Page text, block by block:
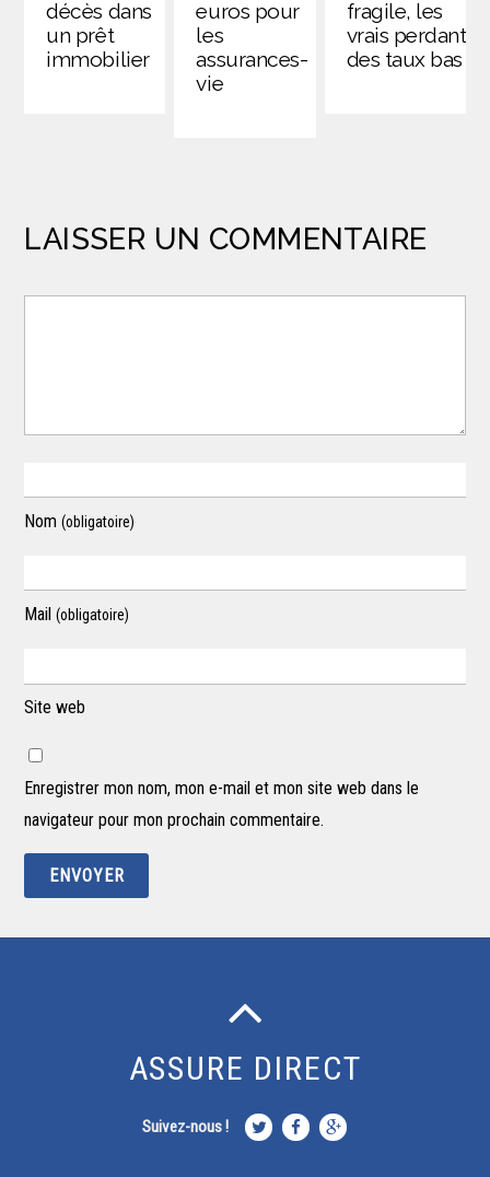
décès dans
un prêt
immobilier
euros pour
les
assurances-
vie
fragile, les
vrais perdants
des taux bas
LAISSER UN COMMENTAIRE
Nom(obligatoire)
Mail(obligatoire)
Site web
Enregistrer mon nom, mon e-mail et mon site web dans le
navigateur pour mon prochain commentaire.
ASSURE DIRECT
Suivez-nous !